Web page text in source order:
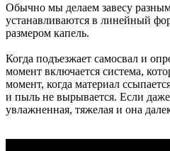
Обычно мы делаем завесу
устанавливаются в линейный
размером капель.
Когда подъезжает самосвал и
момент включается система,
момент, когда материал
и пыль не вырывается. Если
увлажненная, тяжелая и она